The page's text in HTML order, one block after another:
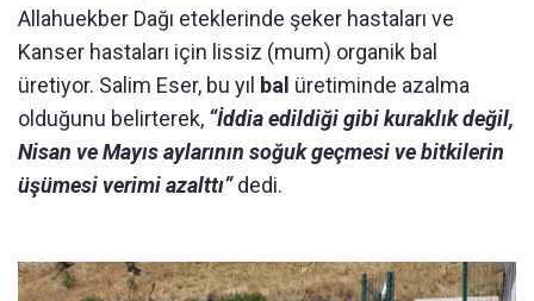
Allahuekber Dağı eteklerinde şeker hastaları ve
Kanser hastaları için lissiz (mum) organik bal
üretiyor. Salim Eser, bu yıl bal üretiminde azalma
olduğunu belirterek, “İddia edildiği gibi kuraklık değil,
Nisan ve Mayıs aylarının soğuk geçmesi ve bitkilerin
üşümesi verimi azalttı”dedi.